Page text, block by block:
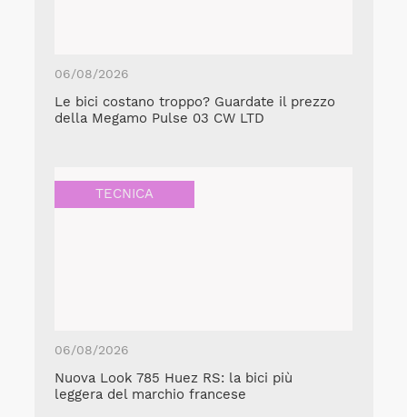
06/08/2026
Le bici costano troppo? Guardate il prezzo
della Megamo Pulse 03 CW LTD
TECNICA
06/08/2026
Nuova Look 785 Huez RS: la bici più
leggera del marchio francese